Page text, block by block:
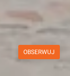
OBSERWUJ